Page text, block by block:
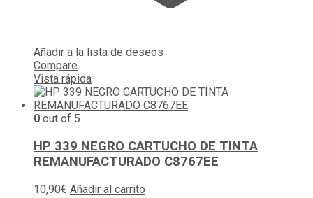
Añadir a la lista de deseos
Compare
Vista rápida
0 out of 5
HP 339 NEGRO CARTUCHO DE TINTA
REMANUFACTURADO C8767EE
10,90€ Añadir al carrito